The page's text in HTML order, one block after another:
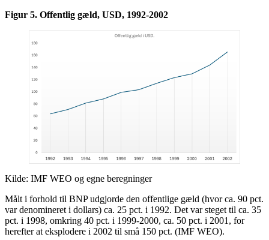
Figur 5. Offentlig gæld, USD, 1992-2002
Kilde: IMF WEO og egne beregninger
Målt i forhold til BNP udgjorde den offentlige gæld (hvor ca. 90 pct.
var denomineret i dollars) ca. 25 pct. i 1992. Det var steget til ca. 35
pct. i 1998, omkring 40 pct. i 1999-2000, ca. 50 pct. i 2001, for
herefter at eksplodere i 2002 til små 150 pct. (IMF WEO).